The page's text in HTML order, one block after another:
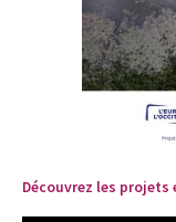
Découvrez les projets